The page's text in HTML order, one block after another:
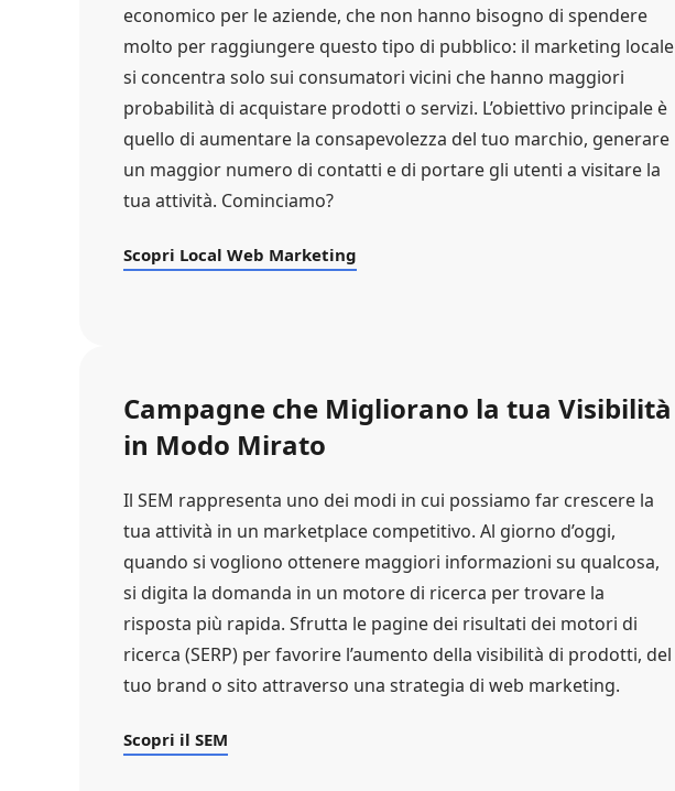
economico per le aziende, che non hanno bisogno di spendere
molto per raggiungere questo tipo di pubblico: il marketing locale
si concentra solo sui consumatori vicini che hanno maggiori
probabilità di acquistare prodotti o servizi. L’obiettivo principale è
quello di aumentare la consapevolezza del tuo marchio, generare
un maggior numero di contatti e di portare gli utenti a visitare la
tua attività. Cominciamo?
Scopri Local Web Marketing
Campagne che Migliorano la tua Visibilità
in Modo Mirato
Il SEM rappresenta uno dei modi in cui possiamo far crescere la
tua attività in un marketplace competitivo. Al giorno d’oggi,
quando si vogliono ottenere maggiori informazioni su qualcosa,
si digita la domanda in un motore di ricerca per trovare la
risposta più rapida. Sfrutta le pagine dei risultati dei motori di
ricerca (SERP) per favorire l’aumento della visibilità di prodotti, del
tuo brand o sito attraverso una strategia di web marketing.
Scopri il SEM